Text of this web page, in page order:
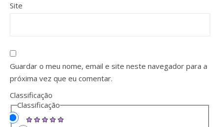
Site
Guardar o meu nome, email e site neste navegador para a
próxima vez que eu comentar.
Classificação
Classificação